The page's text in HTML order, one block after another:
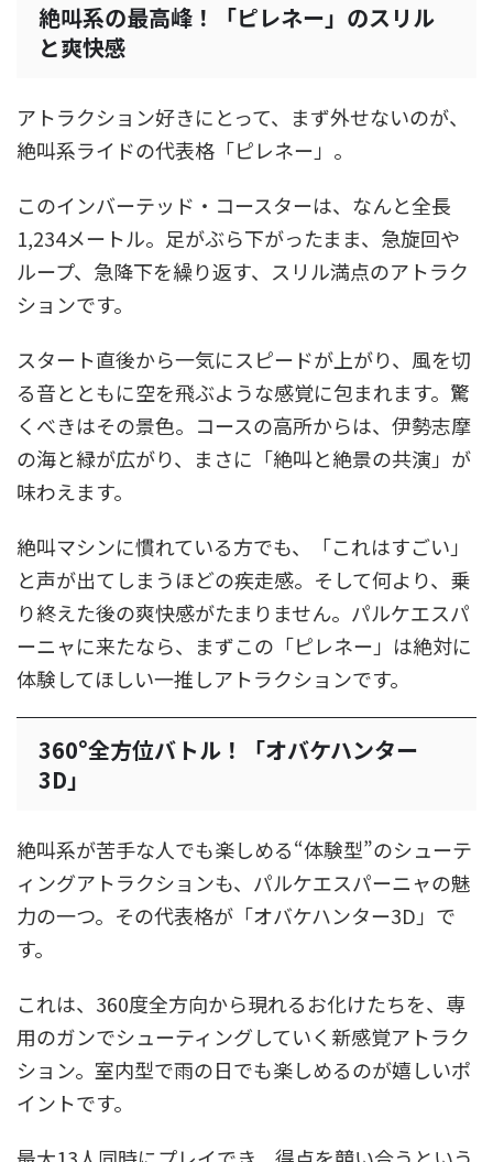
絶叫系の最高峰！「ピレネー」のスリル
と爽快感
アトラクション好きにとって、まず外せないのが、
絶叫系ライドの代表格「ピレネー」。
このインバーテッド・コースターは、なんと全長
1,234メートル。足がぶら下がったまま、急旋回や
ループ、急降下を繰り返す、スリル満点のアトラク
ションです。
スタート直後から一気にスピードが上がり、風を切
る音とともに空を飛ぶような感覚に包まれます。驚
くべきはその景色。コースの高所からは、伊勢志摩
の海と緑が広がり、まさに「絶叫と絶景の共演」が
味わえます。
絶叫マシンに慣れている方でも、「これはすごい」
と声が出てしまうほどの疾走感。そして何より、乗
り終えた後の爽快感がたまりません。パルケエスパ
ーニャに来たなら、まずこの「ピレネー」は絶対に
体験してほしい一推しアトラクションです。
360°全方位バトル！「オバケハンター
3D」
絶叫系が苦手な人でも楽しめる“体験型”のシューテ
ィングアトラクションも、パルケエスパーニャの魅
力の一つ。その代表格が「オバケハンター3D」で
す。
これは、360度全方向から現れるお化けたちを、専
用のガンでシューティングしていく新感覚アトラク
ション。室内型で雨の日でも楽しめるのが嬉しいポ
イントです。